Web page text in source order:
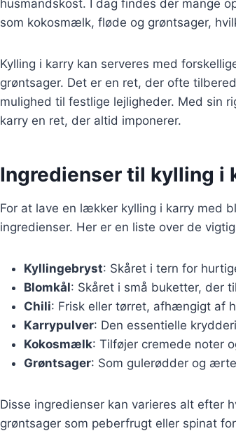
husmandskost. I dag findes der mange
som kokosmælk, fløde og grøntsager,
Kylling i karry kan serveres med
grøntsager. Det er en ret, der ofte
mulighed til festlige lejligheder. Med sin
karry en ret, der altid imponerer.
Ingredienser til kylling i
For at lave en lækker kylling i karry med
ingredienser. Her er en liste over de
Kyllingebryst: Skåret i tern for
Blomkål: Skåret i små buketter, der
Chili: Frisk eller tørret, afhængigt af
Karrypulver: Den essentielle
Kokosmælk: Tilføjer cremede noter
Grøntsager: Som gulerødder og
Disse ingredienser kan varieres alt efter
grøntsager som peberfrugt eller spinat